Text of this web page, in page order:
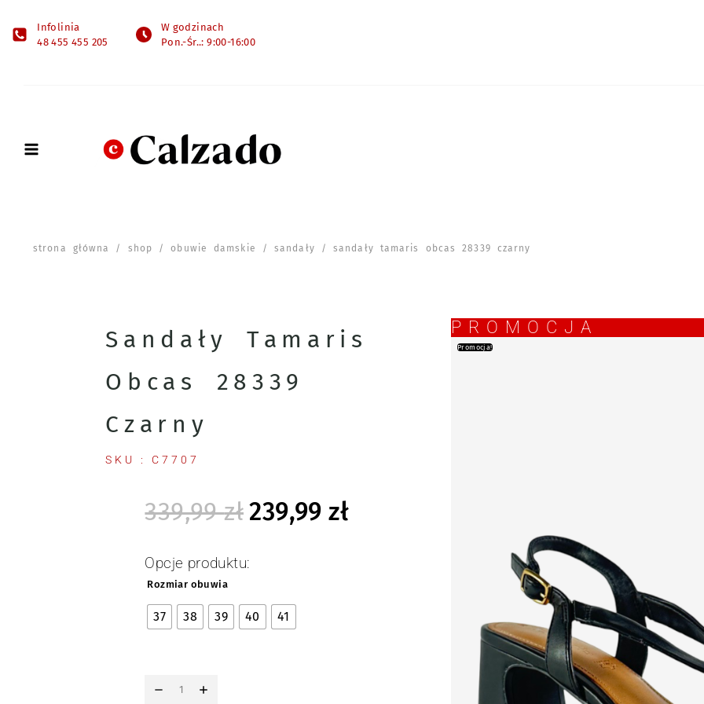
Infolinia
48 455 455 205
W godzinach
Pon.-Śr..: 9:00-16:00
strona główna / shop /obuwie damskie /sandały / sandały tamaris obcas 28339 czarny
Sandały Tamaris
Obcas 28339
Czarny
SKU : C7707
339,99zł239,99zł
Opcje produktu:
Rozmiar obuwia
37 38 39 40 41
PROMOCJA
Promocja!